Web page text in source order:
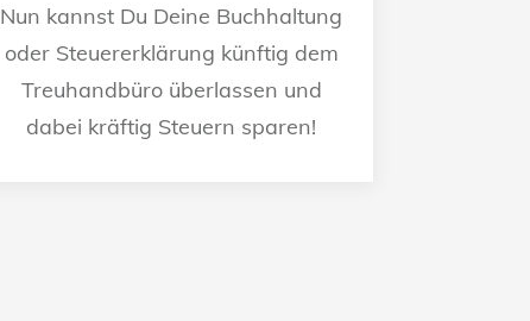
Nun kannst Du Deine Buchhaltung
oder Steuererklärung künftig dem
Treuhandbüro überlassen und
dabei kräftig Steuern sparen!